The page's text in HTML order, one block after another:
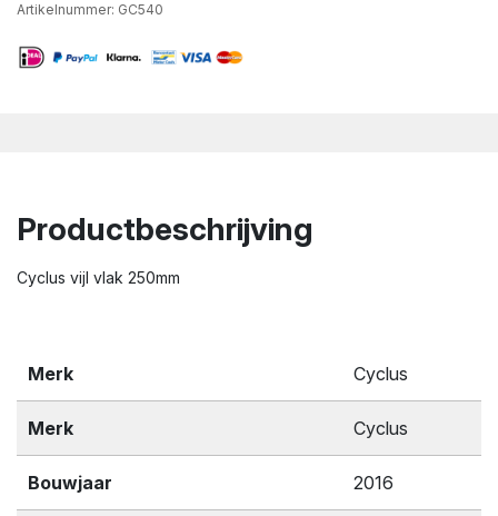
Artikelnummer: GC540
Productbeschrijving
Cyclus vijl vlak 250mm
Merk Cyclus
Merk Cyclus
Bouwjaar 2016